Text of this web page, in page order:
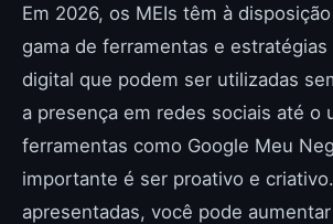
Em 2026, os MEIs têm à
gama de ferramentas e
digital que podem ser utilizadas
a presença em redes sociais até o
ferramentas como Google Meu
importante é ser proativo e
apresentadas, você pode